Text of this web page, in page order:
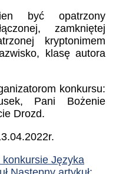
być opatrzony
zamkniętej
kryptonimem
klasę autora
konkursu:
Pani Bożenie
Drozd.
konkursie Języka